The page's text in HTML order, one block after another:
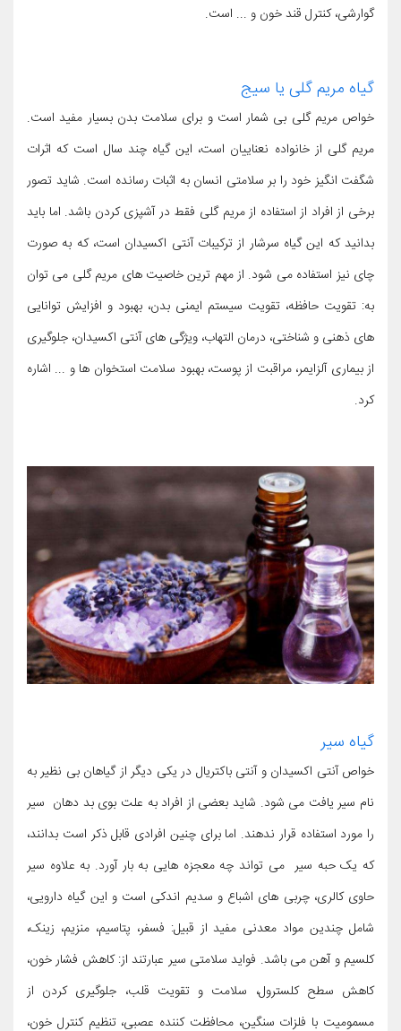
گوارشی، کنترل قند خون و ... است.
گیاه مریم گلی یا سیج
خواص مریم گلی بی شمار است و برای سلامت بدن بسیار مفید است.
مریم گلی از خانواده نعناییان است، این گیاه چند سال است که اثرات
شگفت انگیز خود را بر سلامتی انسان به اثبات رسانده است. شاید تصور
برخی از افراد از استفاده از مریم گلی فقط در آشپزی کردن باشد. اما باید
بدانید که این گیاه سرشار از ترکیبات آنتی اکسیدان است، که به صورت
چای نیز استفاده می شود. از مهم ترین خاصیت های مریم گلی می توان
به: تقویت حافظه، تقویت سیستم ایمنی بدن، بهبود و افزایش توانایی
های ذهنی و شناختی، درمان التهاب، ویژگی های آنتی اکسیدان، جلوگیری
از بیماری آلزایمر، مراقبت از پوست، بهبود سلامت استخوان ها و ... اشاره
کرد.
گیاه سیر
خواص آنتی اکسیدان و آنتی باکتریال در یکی دیگر از گیاهان بی نظیر به
نام سیر یافت می شود. شاید بعضی از افراد به علت بوی بد دهان سیر
را مورد استفاده قرار ندهند. اما برای چنین افرادی قابل ذکر است بدانند،
که یک حبه سیر می تواند چه معجزه هایی به بار آورد. به علاوه سیر
حاوی کالری، چربی های اشباع و سدیم اندکی است و این گیاه دارویی،
شامل چندین مواد معدنی مفید از قبیل: فسفر، پتاسیم، منزیم، زینک،
کلسیم و آهن می باشد. فواید سلامتی سیر عبارتند از: کاهش فشار خون،
کاهش سطح کلسترول، سلامت و تقویت قلب، جلوگیری کردن از
مسمومیت با فلزات سنگین، محافظت کننده عصبی، تنظیم کنترل خون،